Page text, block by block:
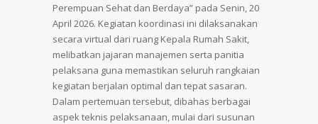
Perempuan Sehat dan Berdaya” pada Senin, 20
April 2026. Kegiatan koordinasi ini dilaksanakan
secara virtual dari ruang Kepala Rumah Sakit,
melibatkan jajaran manajemen serta panitia
pelaksana guna memastikan seluruh rangkaian
kegiatan berjalan optimal dan tepat sasaran.
Dalam pertemuan tersebut, dibahas berbagai
aspek teknis pelaksanaan, mulai dari susunan